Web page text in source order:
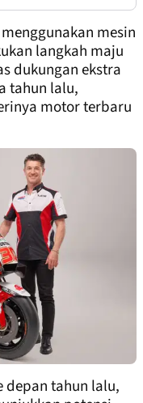
mesin
langkah maju
dukungan ekstra
tahun lalu,
motor terbaru
depan tahun lalu,